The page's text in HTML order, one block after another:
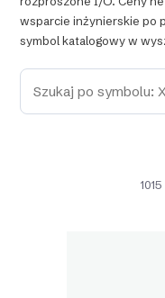
wsparcie inżynierskie po
symbol katalogowy w